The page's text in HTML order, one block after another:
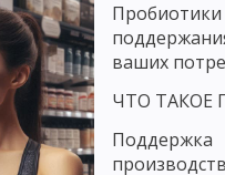
ваших
ЧТО ТАКОЕ